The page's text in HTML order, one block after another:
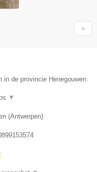
de provincie Henegouwen.
▼
(Antwerpen)